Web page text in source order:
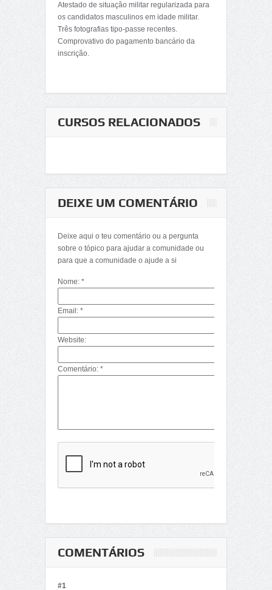
Atestado de situação militar regularizada para
os candidatos masculinos em idade militar.
Três fotografias tipo-passe recentes.
Comprovativo do pagamento bancário da
inscrição.
CURSOS RELACIONADOS
DEIXE UM COMENTÁRIO
Deixe aqui o teu comentário ou a pergunta
sobre o tópico para ajudar a comunidade ou
para que a comunidade o ajude a si
Nome: *
Email: *
Website:
Comentário: *
COMENTÁRIOS
#1